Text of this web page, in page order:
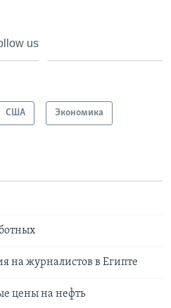
us
США Экономика
на журналистов в Египте
цены на нефть